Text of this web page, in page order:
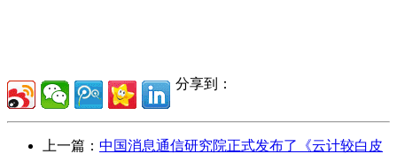
分享到：
上一篇： 中国消息通信研究院正式发布了《云计较白皮